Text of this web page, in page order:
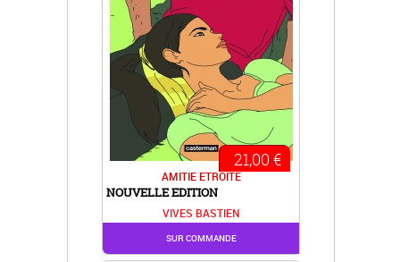
AMITIE ETROITE
NOUVELLE EDITION
VIVES BASTIEN
21,00 €
SUR COMMANDE